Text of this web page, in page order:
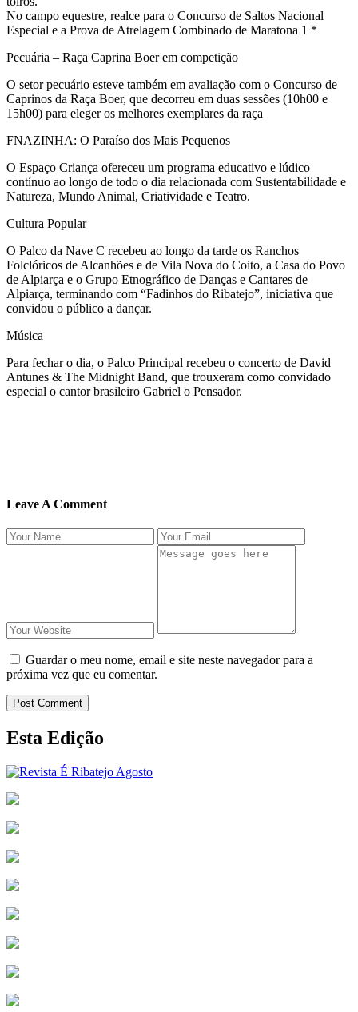
No campo equestre, realce para o Concurso de Saltos Nacional
Especial e a Prova de Atrelagem Combinado de Maratona 1 *
Pecuária – Raça Caprina Boer em competição
O setor pecuário esteve também em avaliação com o Concurso de
Caprinos da Raça Boer, que decorreu em duas sessões (10h00 e
15h00) para eleger os melhores exemplares da raça
FNAZINHA: O Paraíso dos Mais Pequenos
O Espaço Criança ofereceu um programa educativo e lúdico
contínuo ao longo de todo o dia relacionada com Sustentabilidade e
Natureza, Mundo Animal, Criatividade e Teatro.
Cultura Popular
O Palco da Nave C recebeu ao longo da tarde os Ranchos
Folclóricos de Alcanhões e de Vila Nova do Coito, a Casa do Povo
de Alpiarça e o Grupo Etnográfico de Danças e Cantares de
Alpiarça, terminando com “Fadinhos do Ribatejo”, iniciativa que
convidou o público a dançar.
Música
Para fechar o dia, o Palco Principal recebeu o concerto de David
Antunes & The Midnight Band, que trouxeram como convidado
especial o cantor brasileiro Gabriel o Pensador.
Leave A Comment
Guardar o meu nome, email e site neste navegador para a
próxima vez que eu comentar.
Post Comment
Esta Edição